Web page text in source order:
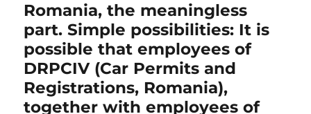
Romania, the meaningless
part. Simple possibilities: It is
possible that employees of
DRPCIV (Car Permits and
Registrations, Romania),
together with employees of